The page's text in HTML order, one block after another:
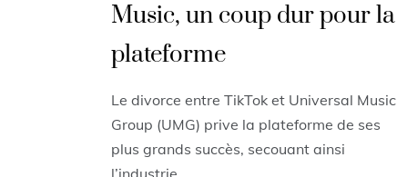
Music, un coup dur pour la
plateforme
Le divorce entre TikTok et Universal Music
Group (UMG) prive la plateforme de ses
plus grands succès, secouant ainsi